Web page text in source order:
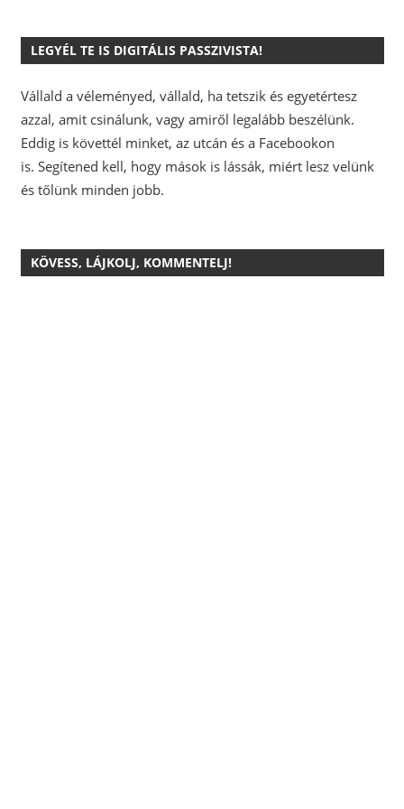
LEGYÉL TE IS DIGITÁLIS PASSZIVISTA!
Vállald a véleményed, vállald, ha tetszik és egyetértesz
azzal, amit csinálunk, vagy amiről legalább beszélünk.
Eddig is követtél minket, az utcán és a Facebookon
is. Segítened kell, hogy mások is lássák, miért lesz velünk
és tőlünk minden jobb.
KÖVESS, LÁJKOLJ, KOMMENTELJ!